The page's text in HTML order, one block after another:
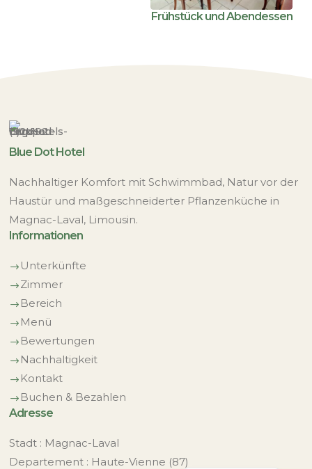
Frühstück und Abendessen
Blue Dot Hotel
Nachhaltiger Komfort mit Schwimmbad, Natur vor der
Haustür und maßgeschneiderter Pflanzenküche in
Magnac-Laval, Limousin.
Informationen
$ Unterkünfte
$Zimmer
$ Bereich
$ Menü
$ Bewertungen
$ Nachhaltigkeit
$ Kontakt
$ Buchen & Bezahlen
Adresse
Stadt : Magnac-Laval
Departement : Haute-Vienne (87)